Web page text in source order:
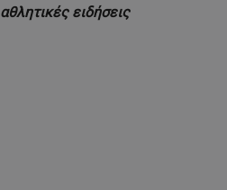
αθλητικές ειδήσεις